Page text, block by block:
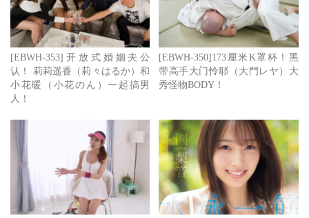
当只白老鼠下场和这位园田茉莉华一战，看是我先去了还是
她早一步已哭。但问题是，又是片商E-BODY又是不给看宣
传影片，对这位新人，可以乐观吗？
作品名：テニス一筋19年！インハイ出场＆实业団所属の实
力派アスリート！溜まったドM性欲发散のため艾薇デビュ
ー！ 脱いだら凄いキレキレ细身Gcup！
EBWH-359
发行日：2026/07/21
女艺人名：园田茉莉华(Sonoda-Marika)
[EBWH-353]开放式婚姻夫公
认！ 莉莉遥香（莉々はるか）和
小花暖（小花のん）一起搞男
人！
[EBWH-350]173厘米K罩杯！黑
带高手大门怜耶（大門レヤ）大
秀怪物BODY！